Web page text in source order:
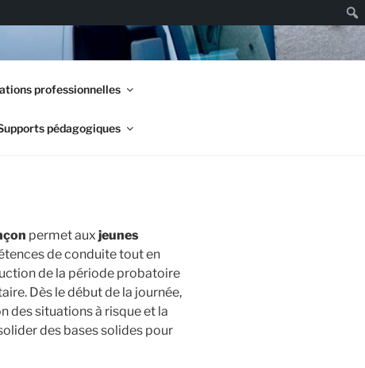
professionnelles
pédagogiques
permet aux jeunes
de conduite tout en
de la période probatoire
Dès le début de la journée,
des situations à risque et la
des bases solides pour